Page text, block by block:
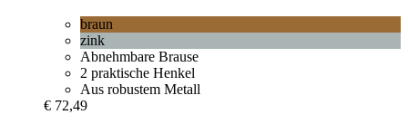
braun
zink
Abnehmbare Brause
2 praktische Henkel
Aus robustem Metall
€ 72,49